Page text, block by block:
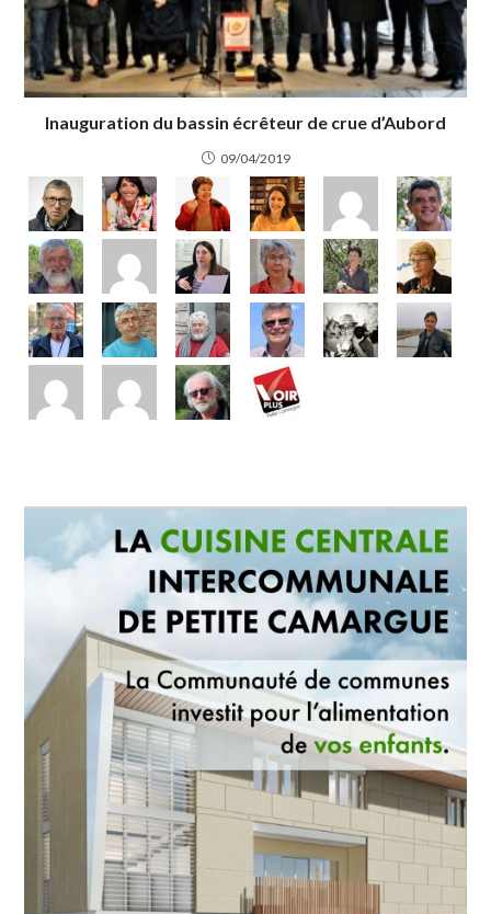
Inauguration du bassin écrêteur de crue d’Aubord
09/04/2019